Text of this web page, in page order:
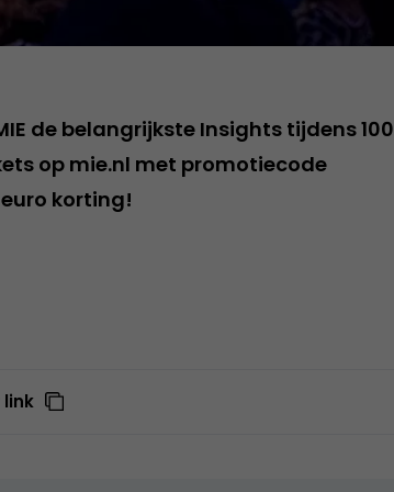
de belangrijkste Insights tijdens 100
op mie.nl met promotiecode
korting!
link